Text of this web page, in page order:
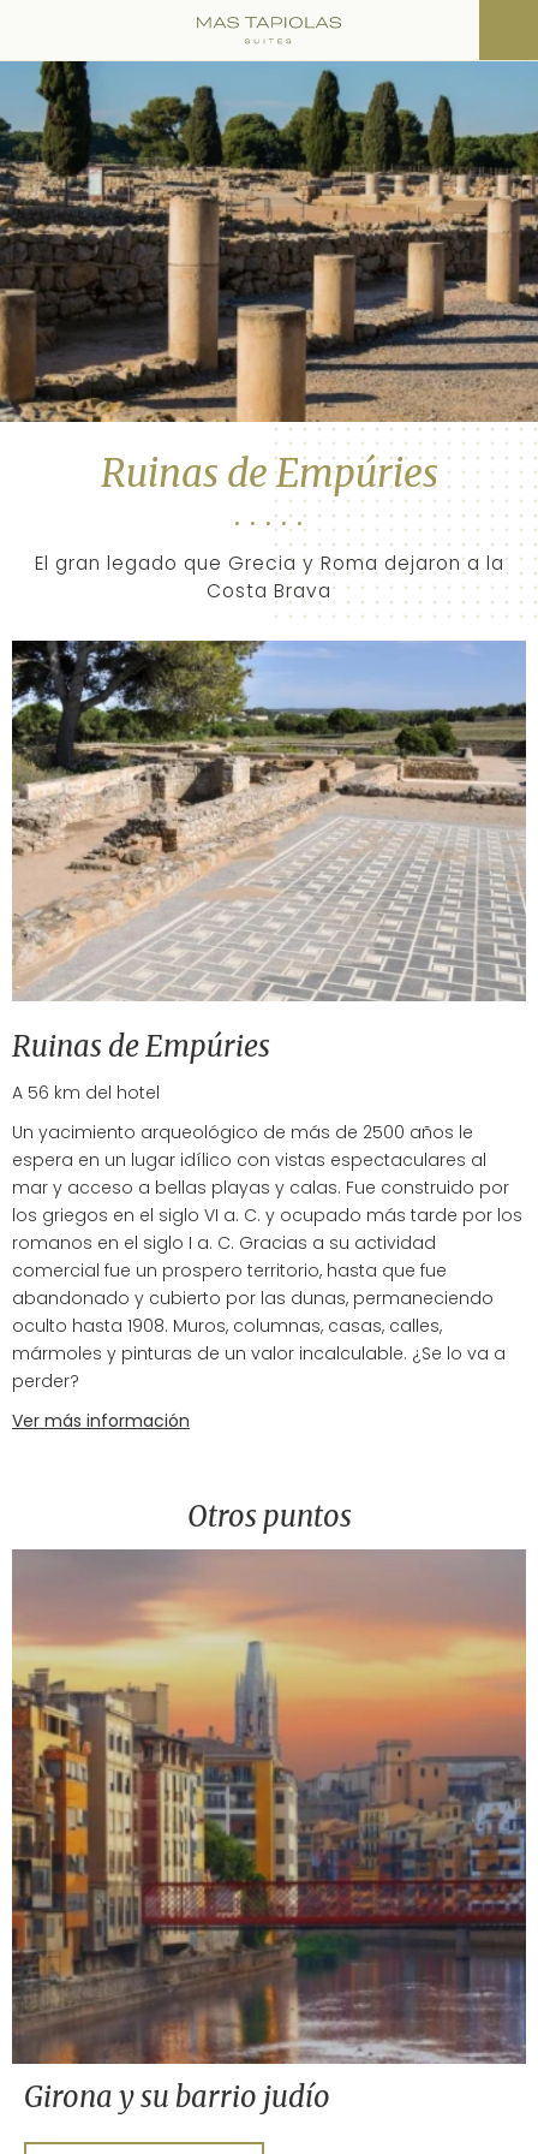
Ruinas de Empúries
El gran legado que Grecia y Roma dejaron a la
Costa Brava
Ruinas de Empúries
A 56 km del hotel
Un yacimiento arqueológico de más de 2500 años le
espera en un lugar idílico con vistas espectaculares al
mar y acceso a bellas playas y calas. Fue construido por
los griegos en el siglo VI a. C. y ocupado más tarde por los
romanos en el siglo I a. C. Gracias a su actividad
comercial fue un prospero territorio, hasta que fue
abandonado y cubierto por las dunas, permaneciendo
oculto hasta 1908. Muros, columnas, casas, calles,
mármoles y pinturas de un valor incalculable. ¿Se lo va a
perder?
Ver más información
Otros puntos
Girona y su barrio judío